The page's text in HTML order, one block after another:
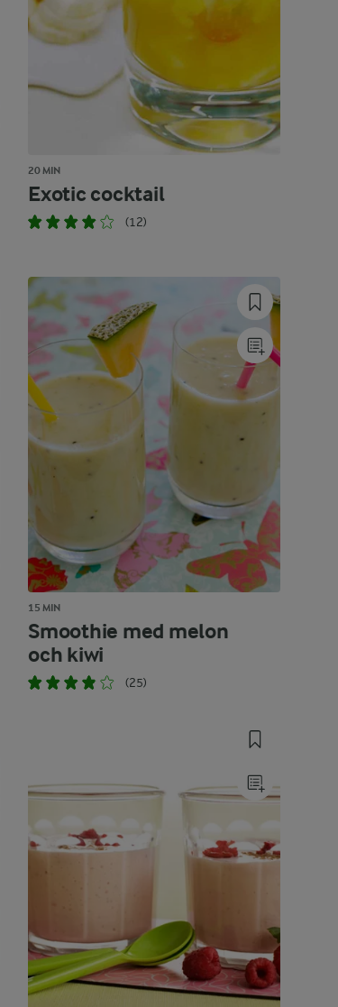
20 MIN
Exotic cocktail
(12)
15 MIN
Smoothie med melon
och kiwi
(25)